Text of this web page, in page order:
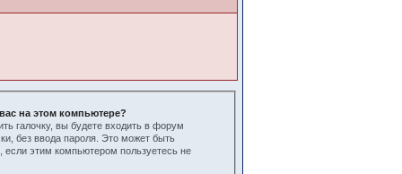
на этом компьютере?
галочку, вы будете входить в форум
без ввода пароля. Это может быть
если этим компьютером пользуетесь не